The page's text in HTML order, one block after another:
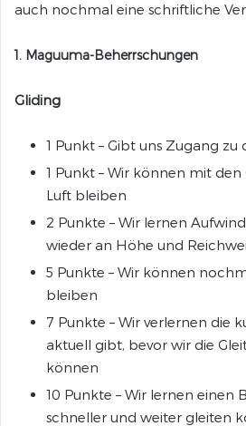
auch nochmal eine schriftliche
1. Maguuma-Beherrschungen
Gliding
1 Punkt – Gibt uns Zugang zu
1 Punkt – Wir können mit
Luft bleiben
2 Punkte – Wir lernen
wieder an Höhe und
5 Punkte – Wir können
bleiben
7 Punkte – Wir verlernen die
aktuell gibt, bevor wir die
können
10 Punkte – Wir lernen einen
schneller und weiter gleiten